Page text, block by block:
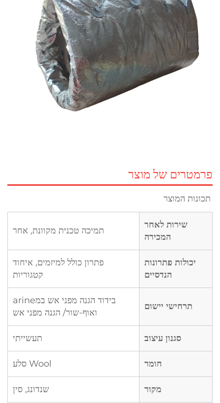
פרמטרים של מוצר
תכונות המוצר
שירות לאחר
המכירה
תמיכה טכנית מקוונת, אחר
יכולות פתרונות
הנדסיים
פתרון כולל למיזמים, איחוד
קטגוריות
תרחישי יישום
בידוד הגנה מפני אש במarine
ואוף-שור/ הגנה מפני אש
סגנון עיצוב תעשייתי
חומר Wool סלע
מקור שנדונג, סין